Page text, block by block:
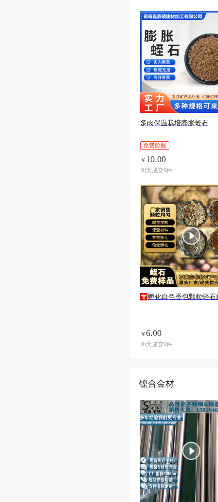
多肉保温栽培膨胀蛭石
免费赊账
￥ 10.00
30天成交0件
孵化白色香包颗粒蛭石
￥ 6.00
30天成交0件
镍合金材